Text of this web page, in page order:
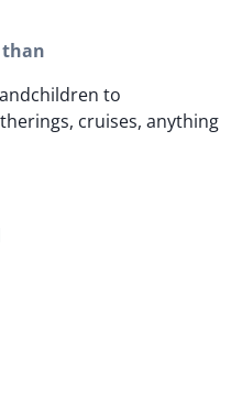
than
to
cruises, anything